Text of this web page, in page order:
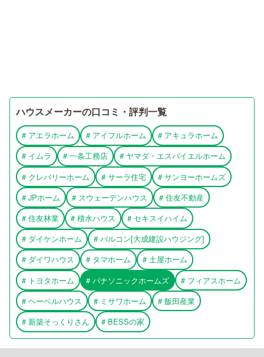
ハウスメーカーの口コミ・評判一覧
# アエラホーム # アイフルホーム # アキュラホーム
# イムラ # 一条工務店 # ヤマダ・エスバイエルホーム
# クレバリーホーム # サーラ住宅 # サンヨーホームズ
# JPホーム # スウェーデンハウス # 住友不動産
# 住友林業 # 積水ハウス # セキスイハイム
# ダイケンホーム # パルコン[大成建設ハウジング]
# ダイワハウス # タマホーム # 土屋ホーム
# トヨタホーム # パナソニックホームズ # フィアスホーム
# ヘーベルハウス # ミサワホーム # 飯田産業
# 新築そっくりさん # BESSの家